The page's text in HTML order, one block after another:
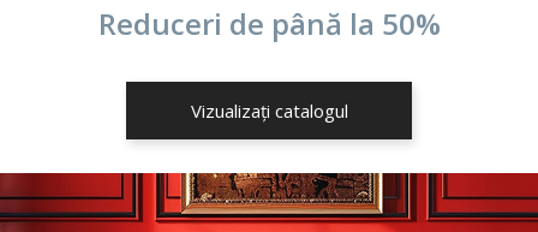
Reduceri de până la 50%
Vizualizați catalogul